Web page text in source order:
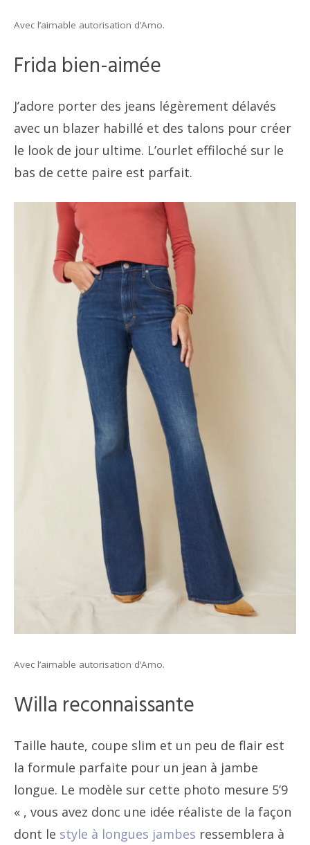
Avec l’aimable autorisation d’Amo.
Frida bien-aimée
J’adore porter des jeans légèrement délavés
avec un blazer habillé et des talons pour créer
le look de jour ultime. L’ourlet effiloché sur le
bas de cette paire est parfait.
Avec l’aimable autorisation d’Amo.
Willa reconnaissante
Taille haute, coupe slim et un peu de flair est
la formule parfaite pour un jean à jambe
longue. Le modèle sur cette photo mesure 5’9
« , vous avez donc une idée réaliste de la façon
dont le style à longues jambes ressemblera à